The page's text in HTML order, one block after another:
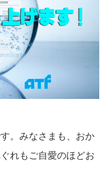
。みなさまも、おか
れもご自愛のほどお